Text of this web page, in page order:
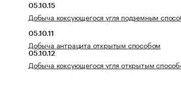
05.10.15
Добыча коксующегося угля подземным
05.10.11
Добыча антрацита открытым способом
05.10.12
Добыча коксующегося угля открытым